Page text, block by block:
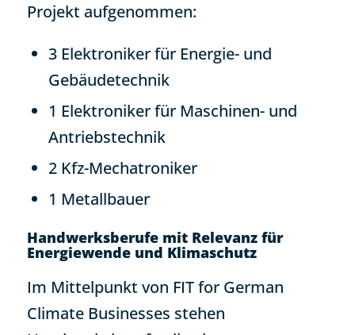
Projekt aufgenommen:
3 Elektroniker für Energie- und
Gebäudetechnik
1 Elektroniker für Maschinen- und
Antriebstechnik
2 Kfz-Mechatroniker
1 Metallbauer
Handwerksberufe mit Relevanz für
Energiewende und Klimaschutz
Im Mittelpunkt von FIT for German
Climate Businesses stehen